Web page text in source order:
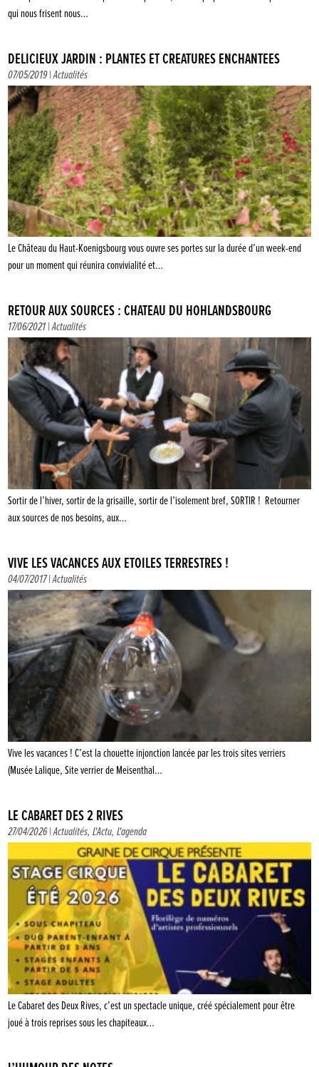
qui nous frisent nous…
DÉLICIEUX JARDIN : PLANTES ET CRÉATURES ENCHANTÉES
07/05/2019 |Actualités
Le Château du Haut-Koenigsbourg vous ouvre ses portes sur la durée d’un week-end
pour un moment qui réunira convivialité et…
RETOUR AUX SOURCES : CHÂTEAU DU HOHLANDSBOURG
17/06/2021 |Actualités
Sortir de l’hiver, sortir de la grisaille, sortir de l’isolement bref, SORTIR ! Retourner
aux sources de nos besoins, aux…
VIVE LES VACANCES AUX ÉTOILES TERRESTRES !
04/07/2017 |Actualités
Vive les vacances ! C’est la chouette injonction lancée par les trois sites verriers
(Musée Lalique, Site verrier de Meisenthal…
LE CABARET DES 2 RIVES
27/04/2026 |Actualités,L'Actu,L'agenda
Le Cabaret des Deux Rives, c’est un spectacle unique, créé spécialement pour être
joué à trois reprises sous les chapiteaux…